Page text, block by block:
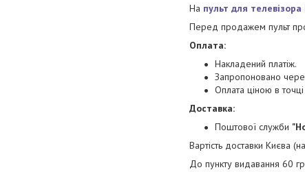
На пульт для
Перед продажем пульт
Оплата:
Накладений платіж.
Запропоновано
Оплата ціною в
Доставка:
Поштової служби
Вартість доставки Києва
До пункту видавання 60